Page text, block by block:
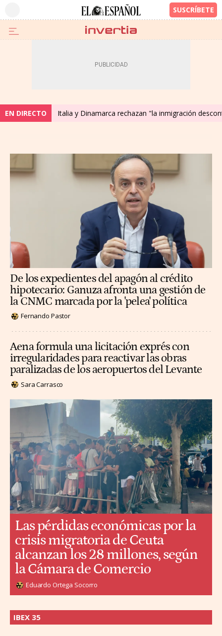
EN DIRECTO Italia y Dinamarca rechazan "la inmigración
De los expedientes del apagón al crédito
hipotecario: Ganuza afronta una gestión de
la CNMC marcada por la 'pelea' política
Fernando Pastor
Aena formula una licitación exprés con
irregularidades para reactivar las obras
paralizadas de los aeropuertos del Levante
Sara Carrasco
Las pérdidas económicas por la
crisis migratoria de Ceuta
alcanzan los 28 millones, según
la Cámara de Comercio
Eduardo Ortega Socorro
IBEX 35